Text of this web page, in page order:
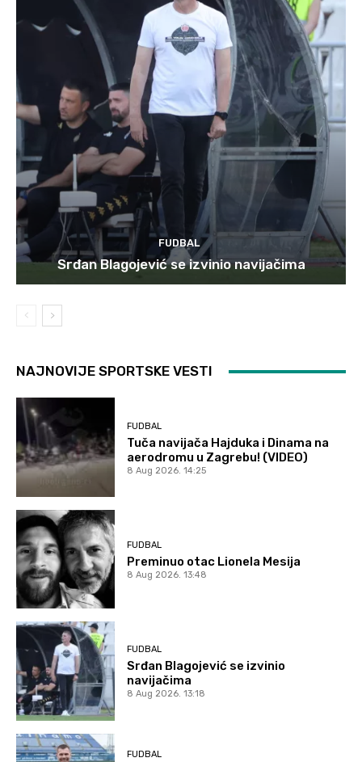
FUDBAL
Srđan Blagojević se izvinio navijačima
NAJNOVIJE SPORTSKE VESTI
FUDBAL
Tuča navijača Hajduka i Dinama na
aerodromu u Zagrebu! (VIDEO)
8 Aug 2026. 14:25
FUDBAL
Preminuo otac Lionela Mesija
8 Aug 2026. 13:48
FUDBAL
Srđan Blagojević se izvinio
navijačima
8 Aug 2026. 13:18
FUDBAL